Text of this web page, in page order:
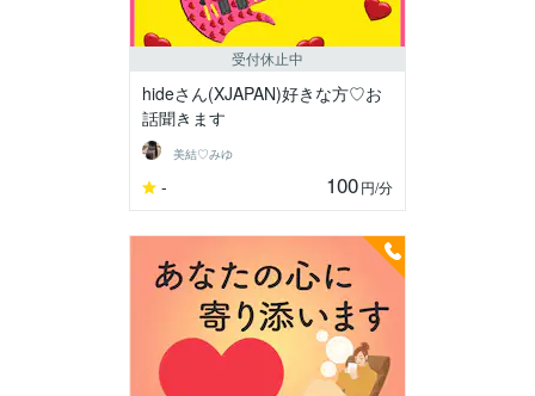
受付休止中
hideさん(XJAPAN)好きな方♡お
話聞きます
美結♡みゆ
- 100円/分